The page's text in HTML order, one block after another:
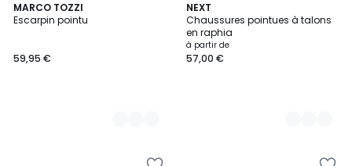
MARCO TOZZI
Escarpin pointu
59,95 €
2
Couleurs
NEXT
Chaussures pointues à talons
en raphia
à partir de
57,00 €
3
Couleurs